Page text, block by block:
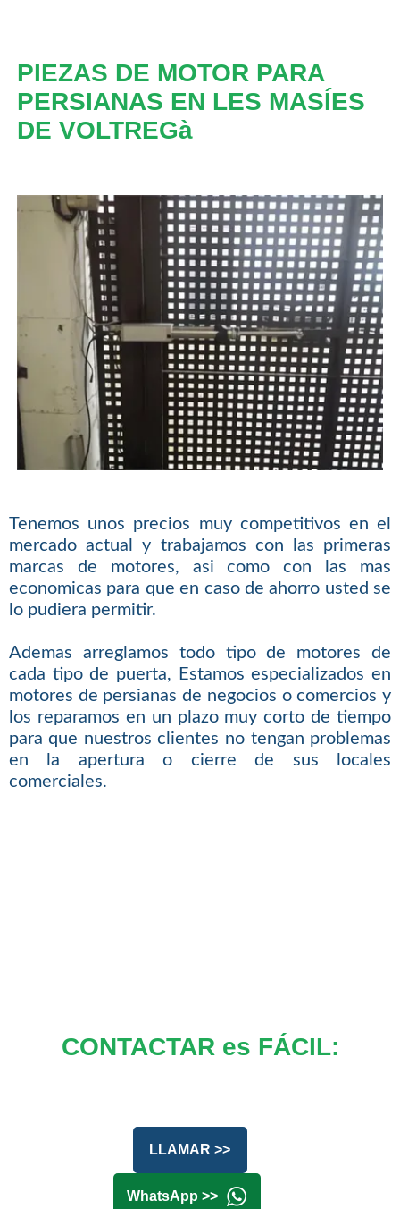
PIEZAS DE MOTOR PARA
PERSIANAS EN LES MASÍES
DE VOLTREGà
Tenemos unos precios muy competitivos en el
mercado actual y trabajamos con las primeras
marcas de motores, asi como con las mas
economicas para que en caso de ahorro usted se
lo pudiera permitir.
Ademas arreglamos todo tipo de motores de
cada tipo de puerta, Estamos especializados en
motores de persianas de negocios o comercios y
los reparamos en un plazo muy corto de tiempo
para que nuestros clientes no tengan problemas
en la apertura o cierre de sus locales
comerciales.
CONTACTAR es FÁCIL:
LLAMAR >>
WhatsApp >>